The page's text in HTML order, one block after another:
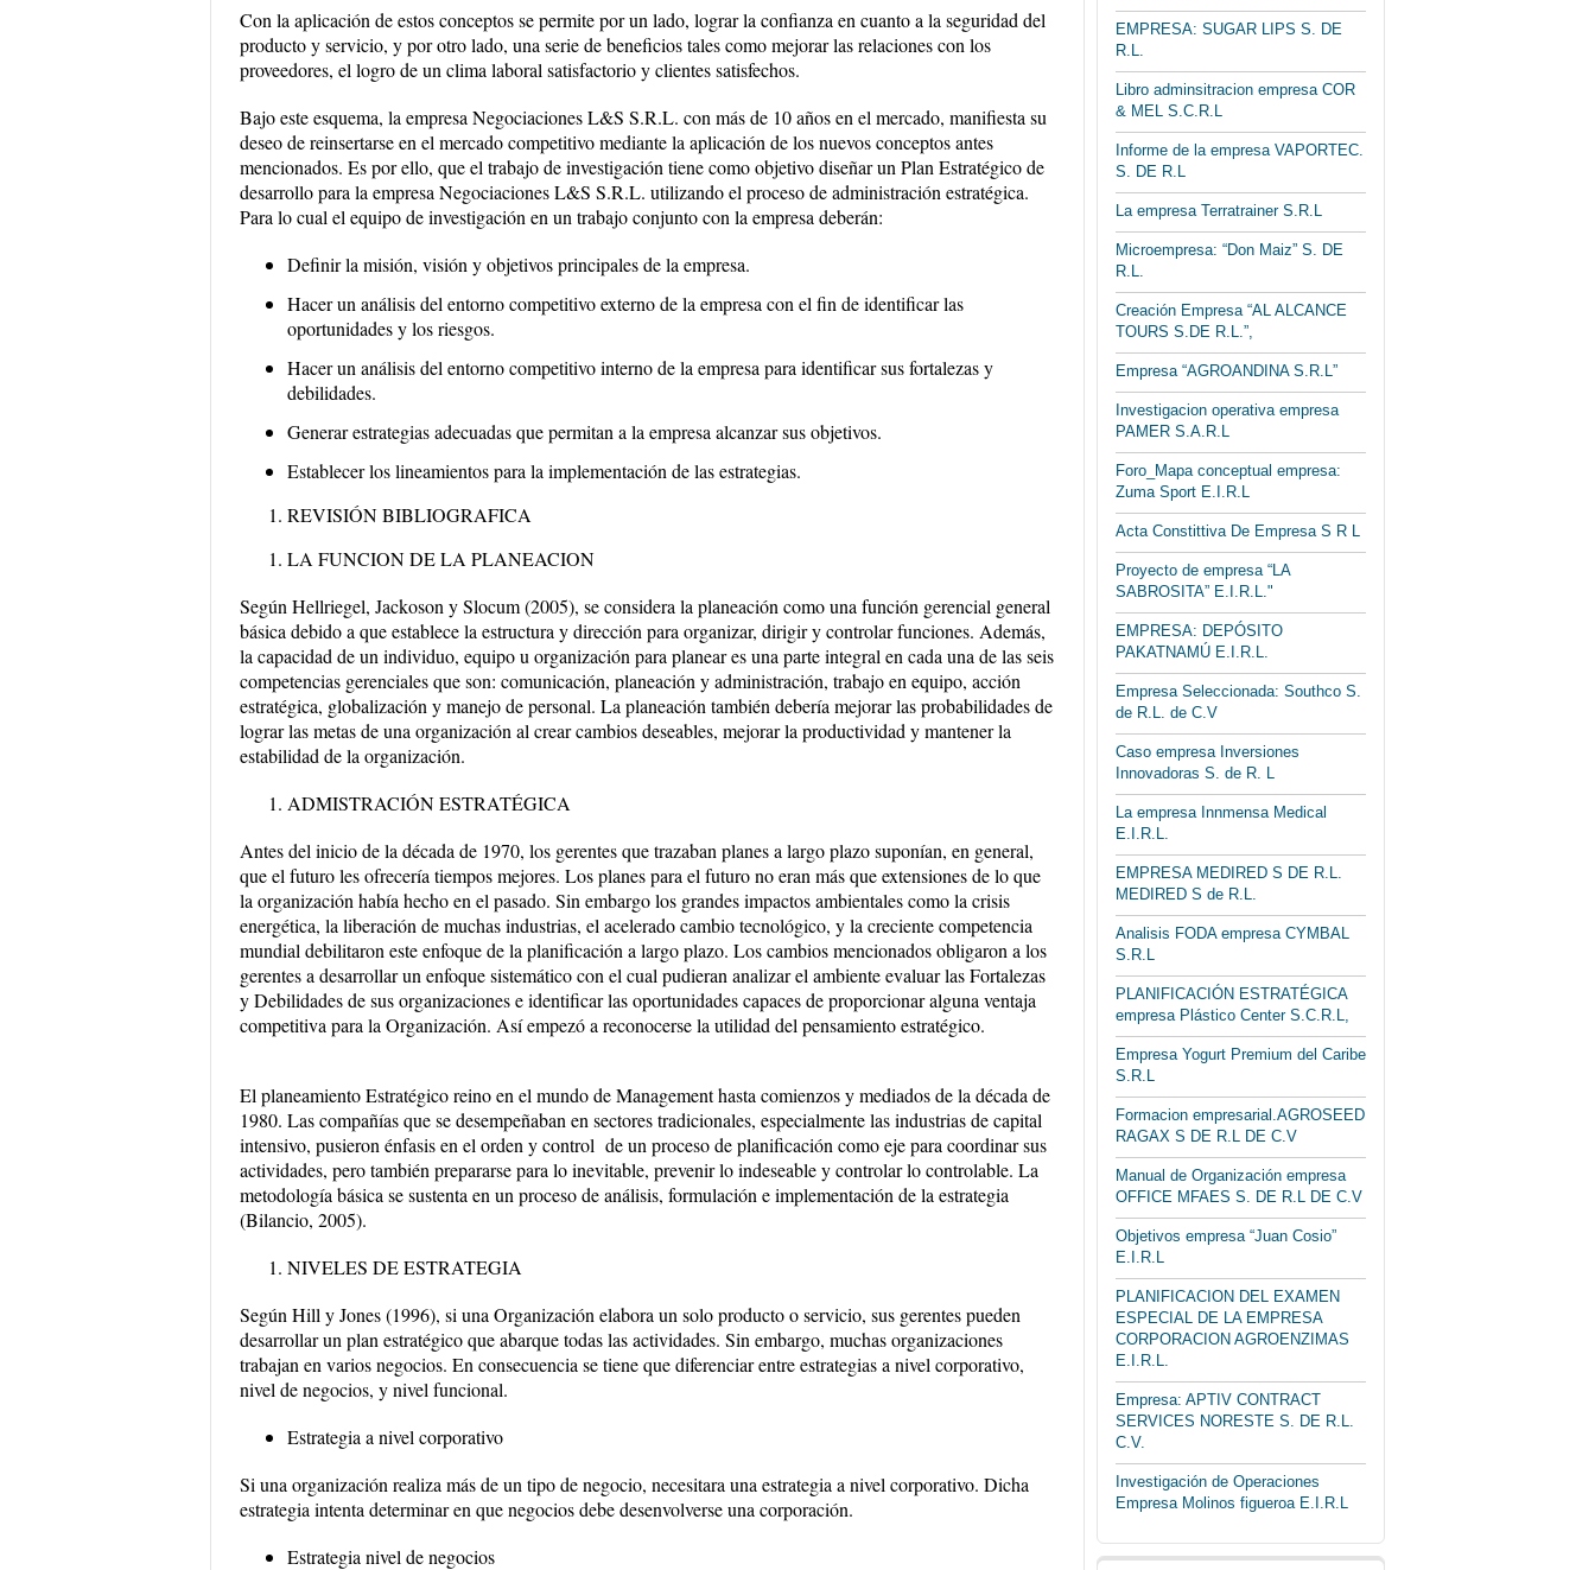
Con la aplicación de estos conceptos se permite por un lado, lograr la confianza en cuanto a la seguridad del
producto y servicio, y por otro lado, una serie de beneficios tales como mejorar las relaciones con los
proveedores, el logro de un clima laboral satisfactorio y clientes satisfechos.
Bajo este esquema, la empresa Negociaciones L&S S.R.L. con más de 10 años en el mercado, manifiesta su
deseo de reinsertarse en el mercado competitivo mediante la aplicación de los nuevos conceptos antes
mencionados. Es por ello, que el trabajo de investigación tiene como objetivo diseñar un Plan Estratégico de
desarrollo para la empresa Negociaciones L&S S.R.L. utilizando el proceso de administración estratégica.
Para lo cual el equipo de investigación en un trabajo conjunto con la empresa deberán:
Definir la misión, visión y objetivos principales de la empresa.
Hacer un análisis del entorno competitivo externo de la empresa con el fin de identificar las
oportunidades y los riesgos.
Hacer un análisis del entorno competitivo interno de la empresa para identificar sus fortalezas y
debilidades.
Generar estrategias adecuadas que permitan a la empresa alcanzar sus objetivos.
Establecer los lineamientos para la implementación de las estrategias.
REVISIÓN BIBLIOGRAFICA
LA FUNCION DE LA PLANEACION
Según Hellriegel, Jackoson y Slocum (2005), se considera la planeación como una función gerencial general
básica debido a que establece la estructura y dirección para organizar, dirigir y controlar funciones. Además,
la capacidad de un individuo, equipo u organización para planear es una parte integral en cada una de las seis
competencias gerenciales que son: comunicación, planeación y administración, trabajo en equipo, acción
estratégica, globalización y manejo de personal. La planeación también debería mejorar las probabilidades de
lograr las metas de una organización al crear cambios deseables, mejorar la productividad y mantener la
estabilidad de la organización.
ADMISTRACIÓN ESTRATÉGICA
Antes del inicio de la década de 1970, los gerentes que trazaban planes a largo plazo suponían, en general,
que el futuro les ofrecería tiempos mejores. Los planes para el futuro no eran más que extensiones de lo que
la organización había hecho en el pasado. Sin embargo los grandes impactos ambientales como la crisis
energética, la liberación de muchas industrias, el acelerado cambio tecnológico, y la creciente competencia
mundial debilitaron este enfoque de la planificación a largo plazo. Los cambios mencionados obligaron a los
gerentes a desarrollar un enfoque sistemático con el cual pudieran analizar el ambiente evaluar las Fortalezas
y Debilidades de sus organizaciones e identificar las oportunidades capaces de proporcionar alguna ventaja
competitiva para la Organización. Así empezó a reconocerse la utilidad del pensamiento estratégico.
El planeamiento Estratégico reino en el mundo de Management hasta comienzos y mediados de la década de
1980. Las compañías que se desempeñaban en sectores tradicionales, especialmente las industrias de capital
intensivo, pusieron énfasis en el orden y control de un proceso de planificación como eje para coordinar sus
actividades, pero también prepararse para lo inevitable, prevenir lo indeseable y controlar lo controlable. La
metodología básica se sustenta en un proceso de análisis, formulación e implementación de la estrategia
(Bilancio, 2005).
NIVELES DE ESTRATEGIA
Según Hill y Jones (1996), si una Organización elabora un solo producto o servicio, sus gerentes pueden
desarrollar un plan estratégico que abarque todas las actividades. Sin embargo, muchas organizaciones
trabajan en varios negocios. En consecuencia se tiene que diferenciar entre estrategias a nivel corporativo,
nivel de negocios, y nivel funcional.
Estrategia a nivel corporativo
Si una organización realiza más de un tipo de negocio, necesitara una estrategia a nivel corporativo. Dicha
estrategia intenta determinar en que negocios debe desenvolverse una corporación.
Estrategia nivel de negocios
EMPRESA: SUGAR LIPS S. DE
R.L.
Libro adminsitracion empresa COR
& MEL S.C.R.L
Informe de la empresa VAPORTEC.
S. DE R.L
La empresa Terratrainer S.R.L
Microempresa: “Don Maiz” S. DE
R.L.
Creación Empresa “AL ALCANCE
TOURS S.DE R.L.”,
Empresa “AGROANDINA S.R.L”
Investigacion operativa empresa
PAMER S.A.R.L
Foro_Mapa conceptual empresa:
Zuma Sport E.I.R.L
Acta Constittiva De Empresa S R L
Proyecto de empresa “LA
SABROSITA” E.I.R.L."
EMPRESA: DEPÓSITO
PAKATNAMÚ E.I.R.L.
Empresa Seleccionada: Southco S.
de R.L. de C.V
Caso empresa Inversiones
Innovadoras S. de R. L
La empresa Innmensa Medical
E.I.R.L.
EMPRESA MEDIRED S DE R.L.
MEDIRED S de R.L.
Analisis FODA empresa CYMBAL
S.R.L
PLANIFICACIÓN ESTRATÉGICA
empresa Plástico Center S.C.R.L,
Empresa Yogurt Premium del Caribe
S.R.L
Formacion empresarial.AGROSEED
RAGAX S DE R.L DE C.V
Manual de Organización empresa
OFFICE MFAES S. DE R.L DE C.V
Objetivos empresa “Juan Cosio”
E.I.R.L
PLANIFICACION DEL EXAMEN
ESPECIAL DE LA EMPRESA
CORPORACION AGROENZIMAS
E.I.R.L.
Empresa: APTIV CONTRACT
SERVICES NORESTE S. DE R.L.
C.V.
Investigación de Operaciones
Empresa Molinos figueroa E.I.R.L